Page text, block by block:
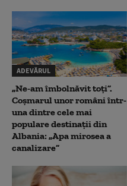
ADEVĂRUL
„Ne-am îmbolnăvit toți”.
Coșmarul unor români într-
una dintre cele mai
populare destinații din
Albania: „Apa mirosea a
canalizare”